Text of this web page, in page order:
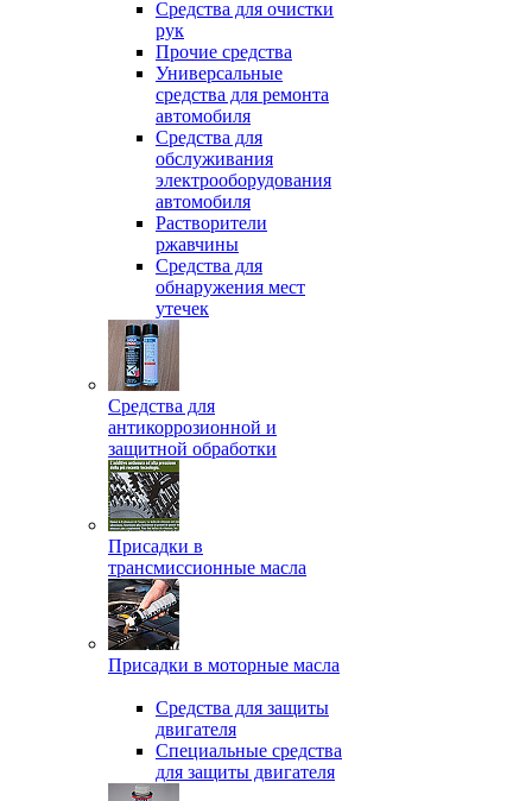
Средства для очистки
рук
Прочие средства
Универсальные
средства для ремонта
автомобиля
Средства для
обслуживания
электрооборудования
автомобиля
Растворители
ржавчины
Средства для
обнаружения мест
утечек
Средства для
антикоррозионной и
защитной обработки
Присадки в
трансмиссионные масла
Присадки в моторные масла
Средства для защиты
двигателя
Специальныe средства
для защиты двигателя